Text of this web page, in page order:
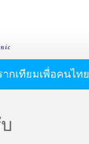
ากเทียมเพื่อคนไทย